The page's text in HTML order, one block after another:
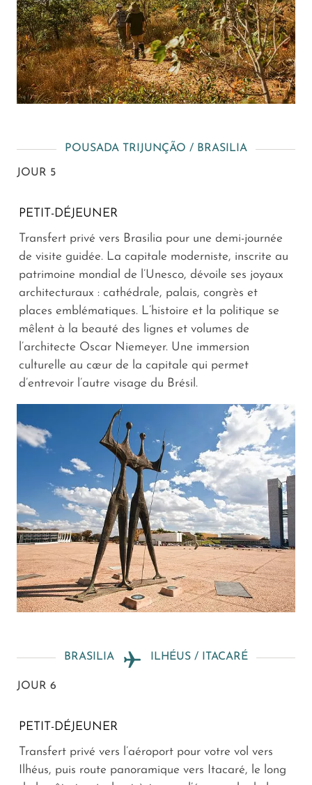
POUSADA TRIJUNÇÃO / BRASILIA
JOUR 5
PETIT-DÉJEUNER
Transfert privé vers Brasilia pour une demi-journée
de visite guidée. La capitale moderniste, inscrite au
patrimoine mondial de l’Unesco, dévoile ses joyaux
architecturaux : cathédrale, palais, congrès et
places emblématiques. L’histoire et la politique se
mêlent à la beauté des lignes et volumes de
l’architecte Oscar Niemeyer. Une immersion
culturelle au cœur de la capitale qui permet
d’entrevoir l’autre visage du Brésil.
BRASILIA ILHÉUS / ITACARÉ
JOUR 6
PETIT-DÉJEUNER
Transfert privé vers l’aéroport pour votre vol vers
Ilhéus, puis route panoramique vers Itacaré, le long